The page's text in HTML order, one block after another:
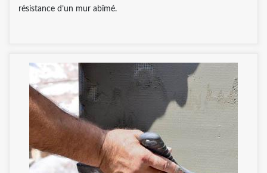
résistance d’un mur abîmé.